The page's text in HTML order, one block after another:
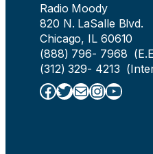
Radio Moody
820 N. LaSalle Blvd.
Chicago, IL 60610
(888) 796- 7968
(312) 329- 4213
Facebook Twitter Correo electrónico InstagramYouTube